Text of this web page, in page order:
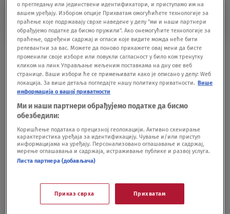
UGROŽENE VRSTE
WWF: Za poslednjih 50 godina populacija
životinja smanjena za čak 68 odsto
SVET03.03.22.
U Africi prave park u kojem će živeti sve
ugrožene vrste
PUTOVANJA18.11.20.
о прегледању или јединствени идентификатори, и приступамо им на
вашем уређају. Избором опције Прихватам омогућићете технологије за
праћење које подржавају сврхе наведене у делу "ми и наши партнери
обрађујемо податке да бисмо пружили". Ако онемогућите технологије за
праћење, одређени садржај и огласи које видите можда неће бити
релевантни за вас. Можете да поново прикажете овај мени да бисте
променили своје изборе или повукли сагласност у било ком тренутку
кликом на линк Управљање жељеним поставкама на дну ове веб
странице. Ваши избори ће се примењивати како је описано у делу: Wеб
локација. За више детаља погледајте нашу политику приватности. Више
информација о вашој приватности
Ми и наши партнери обрађујемо податке да бисмо
обезбедили:
Коришћење података о прецизној геолокацији. Активно скенирање
карактеристика уређаја за идентификацију. Чување и/или приступ
информацијама на уређају. Персонализовано оглашавање и садржај,
мерење оглашавања и садржаја, истраживање публике и развој услуга.
Листа партнера (добављача)
Приказ сврха Прихватам